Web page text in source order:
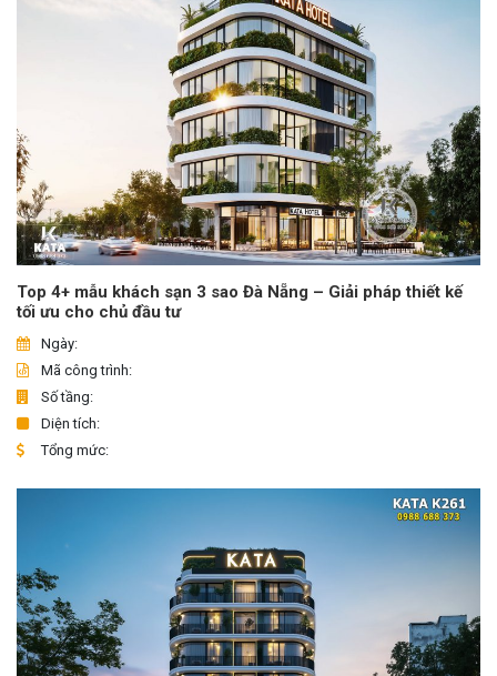
Top 4+ mẫu khách sạn 3 sao Đà Nẵng – Giải pháp thiết kế
tối ưu cho chủ đầu tư
Ngày:
Mã công trình:
Số tầng:
Diện tích:
Tổng mức: